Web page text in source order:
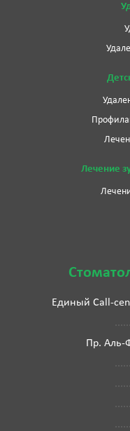
Лечение
Единый Call-
Пр. Аль-